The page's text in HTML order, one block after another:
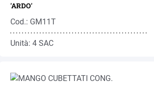
'ARDO'
Cod.: GM11T
Unità: 4 SAC